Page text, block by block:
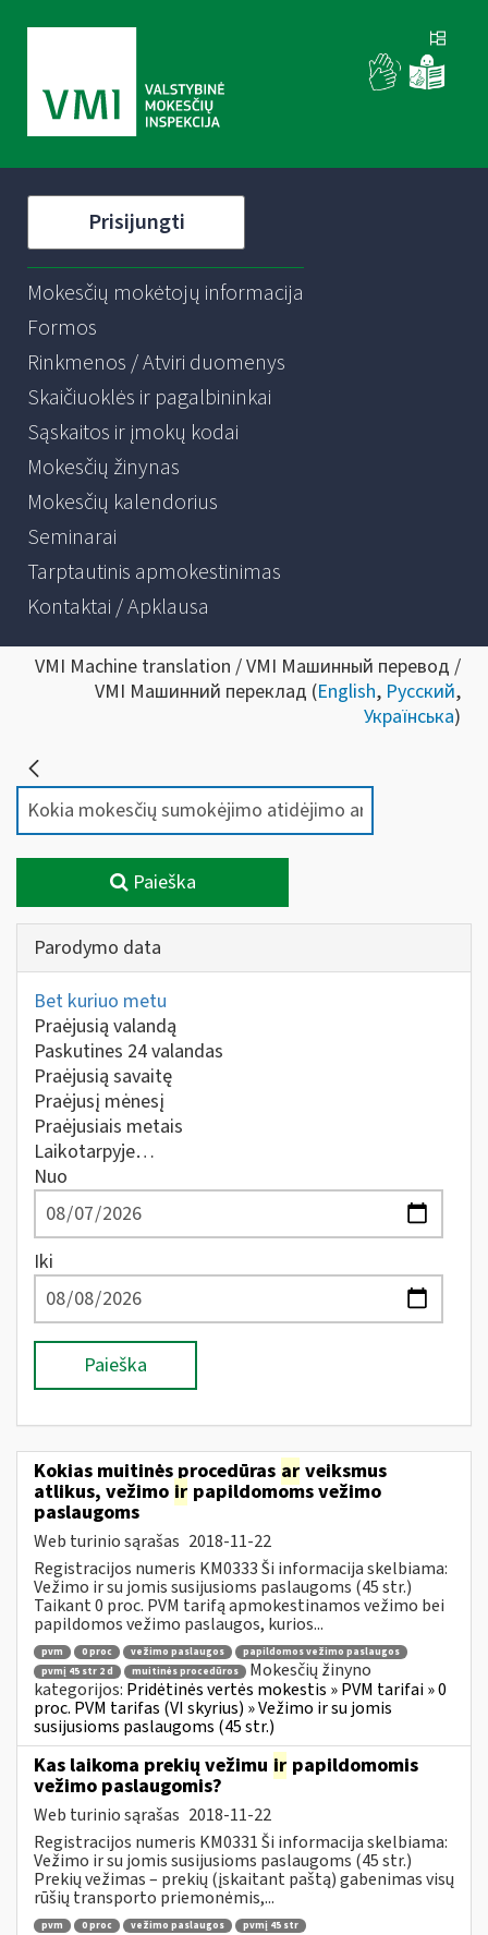
Prisijungti
Mokesčių mokėtojų informacija
Formos
Rinkmenos / Atviri duomenys
Skaičiuoklės ir pagalbininkai
Sąskaitos ir įmokų kodai
Mokesčių žinynas
Mokesčių kalendorius
Seminarai
Tarptautinis apmokestinimas
Kontaktai / Apklausa
VMI Machine translation / VMI Машинный перевод /
VMI Машинний переклад (English, Русский,
Українська)
Paieška
Parodymo data
Bet kuriuo metu
Praėjusią valandą
Paskutines 24 valandas
Praėjusią savaitę
Praėjusį mėnesį
Praėjusiais metais
Laikotarpyje…
Nuo
Iki
Paieška
Kokias muitinės procedūras ar veiksmus
atlikus, vežimo ir papildomoms vežimo
paslaugoms
Web turinio sąrašas 2018-11-22
Registracijos numeris KM0333 Ši informacija skelbiama:
Vežimo ir su jomis susijusioms paslaugoms (45 str.)
Taikant 0 proc. PVM tarifą apmokestinamos vežimo bei
papildomos vežimo paslaugos, kurios...
pvm 0 proc vežimo paslaugos
papildomos vežimo paslaugos
pvmį 45 str 2 d
muitinės procedūros
Mokesčių žinyno
kategorijos: Pridėtinės vertės mokestis » PVM tarifai » 0
proc. PVM tarifas (VI skyrius) » Vežimo ir su jomis
susijusioms paslaugoms (45 str.)
Kas laikoma prekių vežimu ir papildomomis
vežimo paslaugomis?
Web turinio sąrašas 2018-11-22
Registracijos numeris KM0331 Ši informacija skelbiama:
Vežimo ir su jomis susijusioms paslaugoms (45 str.)
Prekių vežimas – prekių (įskaitant paštą) gabenimas visų
rūšių transporto priemonėmis,...
pvm 0 proc vežimo paslaugos
pvmį 45 str